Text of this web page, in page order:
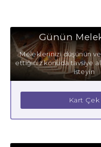
Günün
Meleklerinizi düşünün
ettiğiniz konuda tavsiye
isteyin
Kart Çek